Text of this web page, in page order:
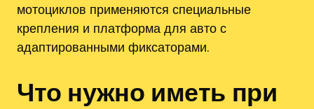
мотоциклов применяются специальные
крепления и платформа для авто с
адаптированными фиксаторами.
Что нужно иметь при